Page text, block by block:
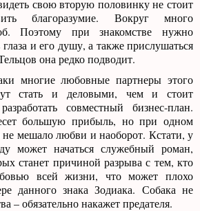
свою вторую половинку не стоит
благоразумие. Вокруг много
Поэтому при знакомстве нужно
глаза и его душу, а также прислушаться
она редко подводит.
многие любовные партнеры этого
стать и деловыми, чем и стоит
совместный бизнес-план.
большую прибыль, но при одном
мешало любви и наоборот. Кстати, у
может начаться служебный роман,
станет причиной разрыва с тем, кто
всей жизни, что может плохо
данного знака Зодиака. Собака не
– обязательно накажет предателя.